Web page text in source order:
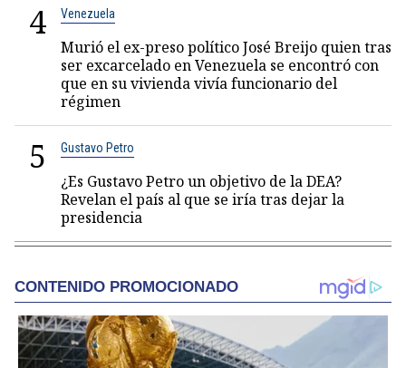
4 Venezuela
Murió el ex-preso político José Breijo quien tras
ser excarcelado en Venezuela se encontró con
que en su vivienda vivía funcionario del
régimen
5 Gustavo Petro
¿Es Gustavo Petro un objetivo de la DEA?
Revelan el país al que se iría tras dejar la
presidencia